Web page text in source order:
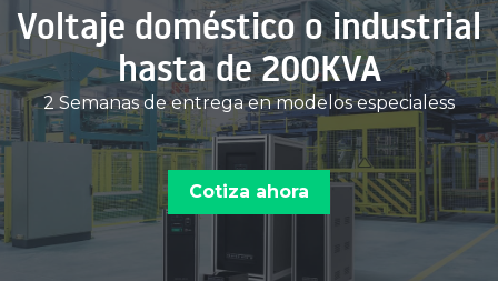
Voltaje doméstico o industrial
hasta de 200KVA
2 Semanas de entrega en modelos especialess
Cotiza ahora